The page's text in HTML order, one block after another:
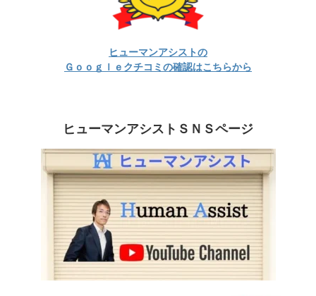
ヒューマンアシストの
Ｇｏｏｇｌｅクチコミの確認はこちらから
ヒューマンアシストＳＮＳページ